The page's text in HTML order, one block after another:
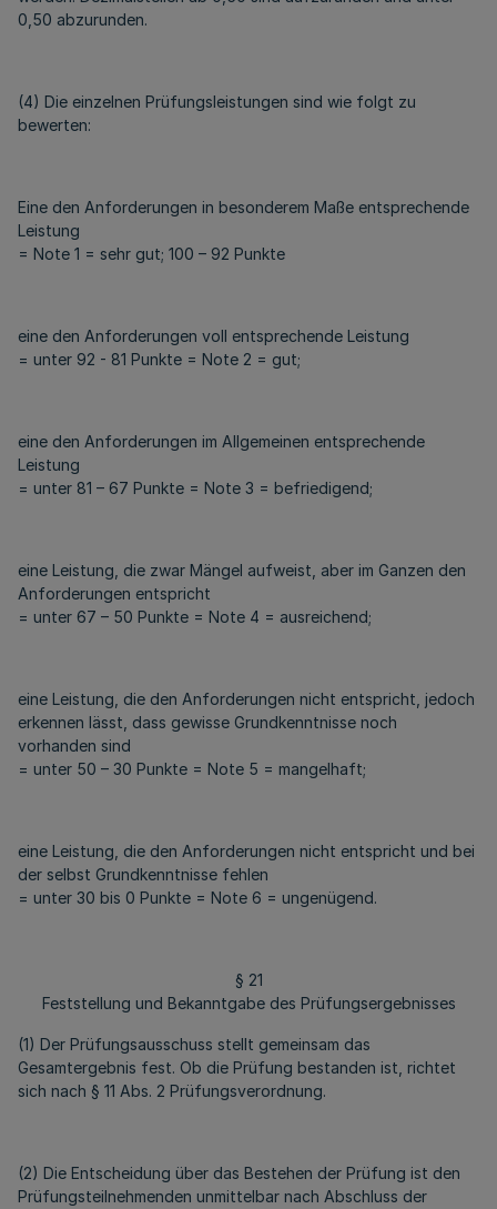
0,50 abzurunden.
(4) Die einzelnen Prüfungsleistungen sind wie folgt zu
bewerten:
Eine den Anforderungen in besonderem Maße entsprechende
Leistung
= Note 1 = sehr gut; 100 – 92 Punkte
eine den Anforderungen voll entsprechende Leistung
= unter 92 - 81 Punkte = Note 2 = gut;
eine den Anforderungen im Allgemeinen entsprechende
Leistung
= unter 81 – 67 Punkte = Note 3 = befriedigend;
eine Leistung, die zwar Mängel aufweist, aber im Ganzen den
Anforderungen entspricht
= unter 67 – 50 Punkte = Note 4 = ausreichend;
eine Leistung, die den Anforderungen nicht entspricht, jedoch
erkennen lässt, dass gewisse Grundkenntnisse noch
vorhanden sind
= unter 50 – 30 Punkte = Note 5 = mangelhaft;
eine Leistung, die den Anforderungen nicht entspricht und bei
der selbst Grundkenntnisse fehlen
= unter 30 bis 0 Punkte = Note 6 = ungenügend.
§ 21
Feststellung und Bekanntgabe des Prüfungsergebnisses
(1) Der Prüfungsausschuss stellt gemeinsam das
Gesamtergebnis fest. Ob die Prüfung bestanden ist, richtet
sich nach § 11 Abs. 2 Prüfungsverordnung.
(2) Die Entscheidung über das Bestehen der Prüfung ist den
Prüfungsteilnehmenden unmittelbar nach Abschluss der